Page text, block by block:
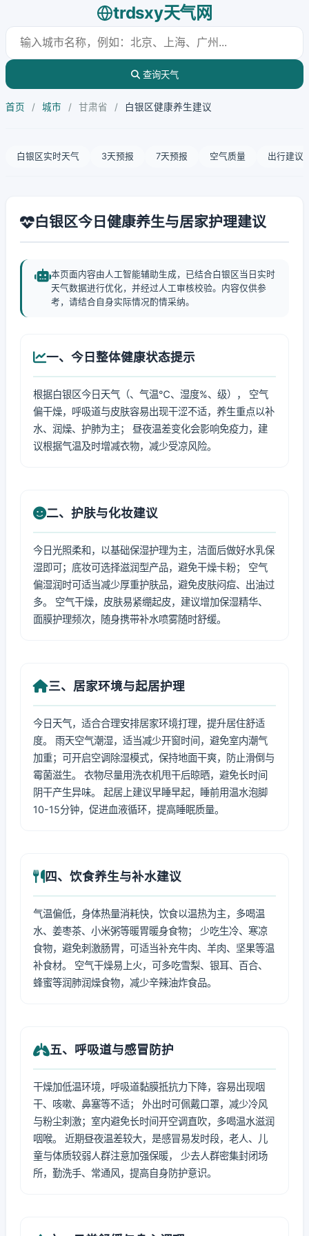
trdsxy天气网
查询天气
首页 / 城市 / 甘肃省 / 白银区健康养生建议
白银区实时天气 3天预报 7天预报 空气质量 出行建议
白银区今日健康养生与居家护理建议
本页面内容由人工智能辅助生成，已结合白银区当日实时
天气数据进行优化，并经过人工审核校验。内容仅供参
考，请结合自身实际情况酌情采纳。
一、今日整体健康状态提示
根据白银区今日天气（、气温℃、湿度%、级）， 空气
偏干燥，呼吸道与皮肤容易出现干涩不适，养生重点以补
水、润燥、护肺为主； 昼夜温差变化会影响免疫力，建
议根据气温及时增减衣物，减少受凉风险。
二、护肤与化妆建议
今日光照柔和，以基础保湿护理为主，洁面后做好水乳保
湿即可；底妆可选择滋润型产品，避免干燥卡粉； 空气
偏湿润时可适当减少厚重护肤品，避免皮肤闷痘、出油过
多。 空气干燥，皮肤易紧绷起皮，建议增加保湿精华、
面膜护理频次，随身携带补水喷雾随时舒缓。
三、居家环境与起居护理
今日天气，适合合理安排居家环境打理，提升居住舒适
度。 雨天空气潮湿，适当减少开窗时间，避免室内潮气
加重；可开启空调除湿模式，保持地面干爽，防止滑倒与
霉菌滋生。 衣物尽量用洗衣机甩干后晾晒，避免长时间
阴干产生异味。 起居上建议早睡早起，睡前用温水泡脚
10-15分钟，促进血液循环，提高睡眠质量。
四、饮食养生与补水建议
气温偏低，身体热量消耗快，饮食以温热为主，多喝温
水、姜枣茶、小米粥等暖胃暖身食物； 少吃生冷、寒凉
食物，避免刺激肠胃，可适当补充牛肉、羊肉、坚果等温
补食材。 空气干燥易上火，可多吃雪梨、银耳、百合、
蜂蜜等润肺润燥食物，减少辛辣油炸食品。
五、呼吸道与感冒防护
干燥加低温环境，呼吸道黏膜抵抗力下降，容易出现咽
干、咳嗽、鼻塞等不适； 外出时可佩戴口罩，减少冷风
与粉尘刺激；室内避免长时间开空调直吹，多喝温水滋润
咽喉。 近期昼夜温差较大，是感冒易发时段，老人、儿
童与体质较弱人群注意加强保暖， 少去人群密集封闭场
所，勤洗手、常通风，提高自身防护意识。